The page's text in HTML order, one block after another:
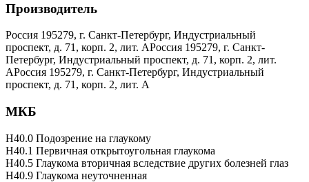
Производитель
Россия 195279, г. Санкт-Петербург, Индустриальный
проспект, д. 71, корп. 2, лит. АРоссия 195279, г. Санкт-
Петербург, Индустриальный проспект, д. 71, корп. 2, лит.
АРоссия 195279, г. Санкт-Петербург, Индустриальный
проспект, д. 71, корп. 2, лит. А
МКБ
H40.0 Подозрение на глаукому
H40.1 Первичная открытоугольная глаукома
H40.5 Глаукома вторичная вследствие других болезней глаз
H40.9 Глаукома неуточненная